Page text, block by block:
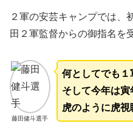
２軍の安芸キャンプでは、
田２軍監督からの御指名を
藤田健斗選手
何としてでも１
そして今年は寅
虎のように虎視